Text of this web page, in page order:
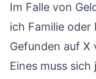
Im Falle von
ich Familie
Gefunden auf X
Eines muss